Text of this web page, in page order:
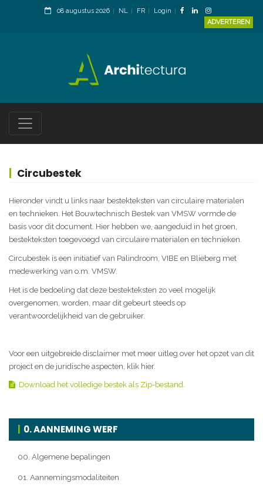
08 augustus 2026 NL FR
Login
ADVERTEREN
Circubestek
Hieronder vindt u links naar bestekteksten van circulaire materialen
en technieken. Het Bouwtechnisch Bestek van VMSW vormde de
basis voor dit document. Hier hebben we, aangeduid in het groen,
bestekteksten toegevoegd van circulaire materialen en technieken.
Circubestek is een initiatief van Palindroom, VIBE en Blieberg met
medewerking van o.m. VMSW.
Het is de bedoeling dat deze bestekteksten zo veel mogelijk
overgenomen, worden, maar dit gebeurt steeds op
verantwoordelijkheid van de gebruiker.
Voor een uitgebreide disclaimer met meer uitleg over het opzet van dit
project en de juridische aspecten, klik hier.
Download het volledige bestek als Zip-bestand.
0. AANNEMING WERF
00. Algemene bepalingen
01. Aannemingsmodaliteiten